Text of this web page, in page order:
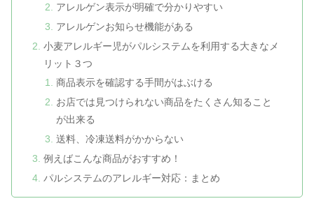
アレルゲン表示が明確で分かりやすい
アレルゲンお知らせ機能がある
小麦アレルギー児がパルシステムを利用する大きなメ
リット３つ
商品表示を確認する手間がはぶける
お店では見つけられない商品をたくさん知ること
が出来る
送料、冷凍送料がかからない
例えばこんな商品がおすすめ！
パルシステムのアレルギー対応：まとめ